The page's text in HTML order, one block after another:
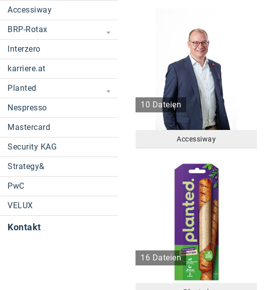
Accessiway
BRP-Rotax
Interzero
karriere.at
Planted
Nespresso
Mastercard
Security KAG
Strategy&
PwC
VELUX
Kontakt
10 Dateien
Accessiway
16 Dateien